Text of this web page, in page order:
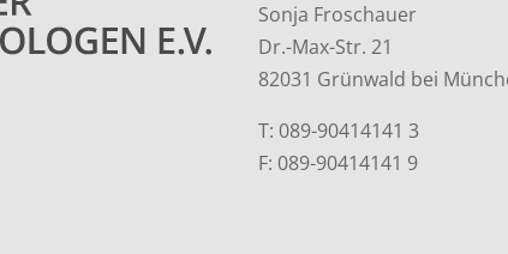
Sonja Froschauer
Dr.-Max-Str. 21
82031 Grünwald bei
T: 089-90414141 3
F: 089-90414141 9